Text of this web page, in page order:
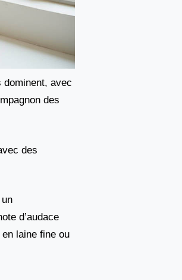
dominent, avec
des
des
d’audace
laine fine ou